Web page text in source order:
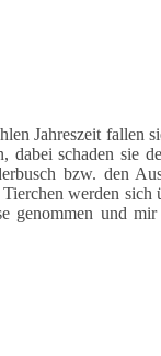
Jahreszeit fallen
dabei schaden sie
bzw. den
werden
genommen und